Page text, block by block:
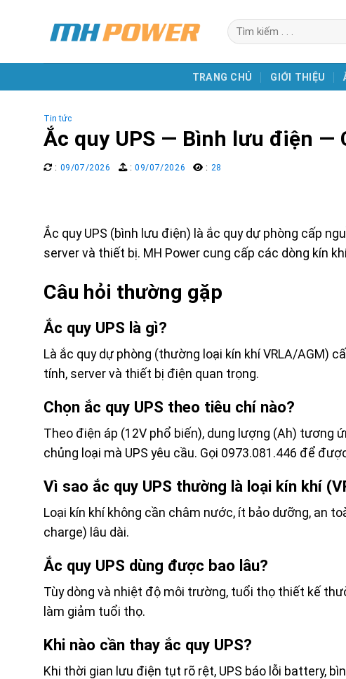
Search
for:
TRANG CHỦ GIỚI THIỆU
Tin tức
Ắc quy UPS — Bình lưu điện —
: 09/07/2026 :09/07/2026 : 28
Ắc quy UPS (bình lưu điện) là ắc quy dự phòng cấp
server và thiết bị. MH Power cung cấp các dòng kín
Câu hỏi thường gặp
Ắc quy UPS là gì?
Là ắc quy dự phòng (thường loại kín khí VRLA/AGM)
tính, server và thiết bị điện quan trọng.
Chọn ắc quy UPS theo tiêu chí nào?
Theo điện áp (12V phổ biến), dung lượng (Ah) tương
chủng loại mà UPS yêu cầu. Gọi 0973.081.446 để
Vì sao ắc quy UPS thường là loại kín khí
Loại kín khí không cần châm nước, ít bảo dưỡng, an
charge) lâu dài.
Ắc quy UPS dùng được bao lâu?
Tùy dòng và nhiệt độ môi trường, tuổi thọ thiết kế
làm giảm tuổi thọ.
Khi nào cần thay ắc quy UPS?
Khi thời gian lưu điện tụt rõ rệt, UPS báo lỗi battery,